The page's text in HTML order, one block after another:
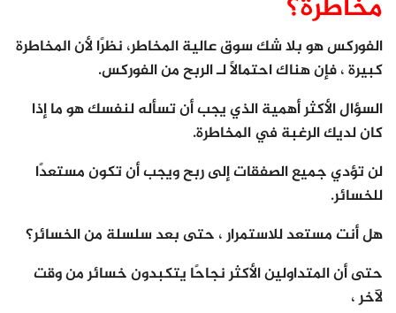
مخاطرة؟
الفوركس هو بلا شك سوق عالية المخاطر، نظرًا لأن المخاطرة
كبيرة ، فإن هناك احتمالًا لـ الربح من الفوركس.
السؤال الأكثر أهمية الذي يجب أن تسأله لنفسك هو ما إذا
كان لديك الرغبة في المخاطرة.
لن تؤدي جميع الصفقات إلى ربح ويجب أن تكون مستعدًا
للخسائر.
هل أنت مستعد للاستمرار ، حتى بعد سلسلة من الخسائر؟
حتى أن المتداولين الأكثر نجاحًا يتكبدون خسائر من وقت
لآخر ،